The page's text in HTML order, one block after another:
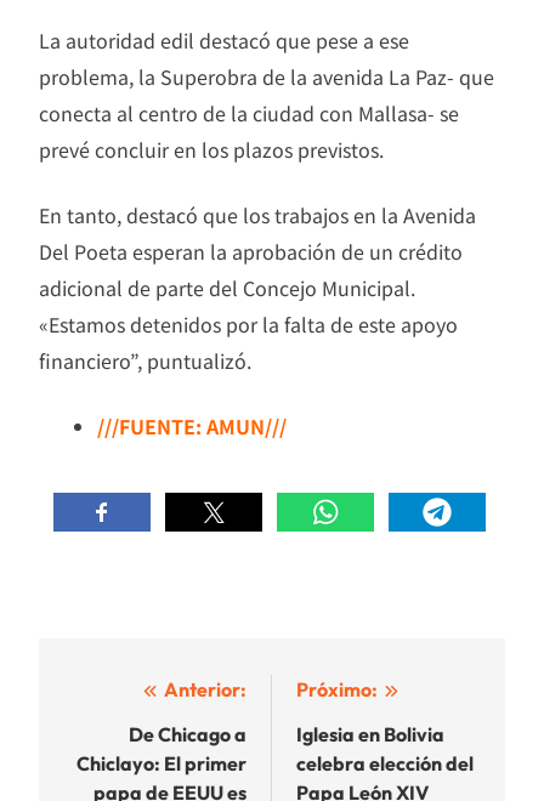
La autoridad edil destacó que pese a ese
problema, la Superobra de la avenida La Paz- que
conecta al centro de la ciudad con Mallasa- se
prevé concluir en los plazos previstos.
En tanto, destacó que los trabajos en la Avenida
Del Poeta esperan la aprobación de un crédito
adicional de parte del Concejo Municipal.
«Estamos detenidos por la falta de este apoyo
financiero”, puntualizó.
///FUENTE: AMUN///
Navegación
entradas
Anterior:
De Chicago a
Chiclayo: El primer
papa de EEUU es
Próximo:
Iglesia en Bolivia
celebra elección del
Papa León XIV